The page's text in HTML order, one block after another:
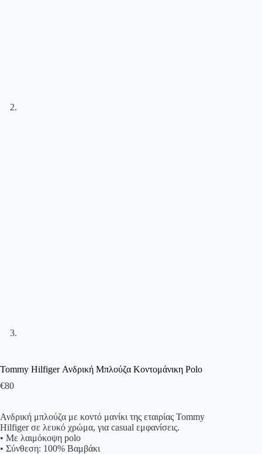
Tommy Hilfiger Ανδρική Μπλούζα Κοντομάνικη Polo
€80
Ανδρική μπλούζα με κοντό μανίκι της εταιρίας Tommy
Hilfiger σε λευκό χρώμα, για casual εμφανίσεις.
• Με λαιμόκοψη polo
• Σύνθεση: 100% Βαμβάκι